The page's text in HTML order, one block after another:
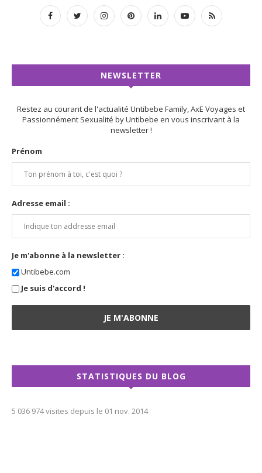
NEWSLETTER
Restez au courant de l'actualité Untibebe Family, AxE Voyages et
Passionnément Sexualité by Untibebe en vous inscrivant à la
newsletter !
Prénom
Adresse email :
Je m'abonne à la newsletter :
Untibebe.com
Je suis d'accord !
STATISTIQUES DU BLOG
5 036 974 visites depuis le 01 nov. 2014